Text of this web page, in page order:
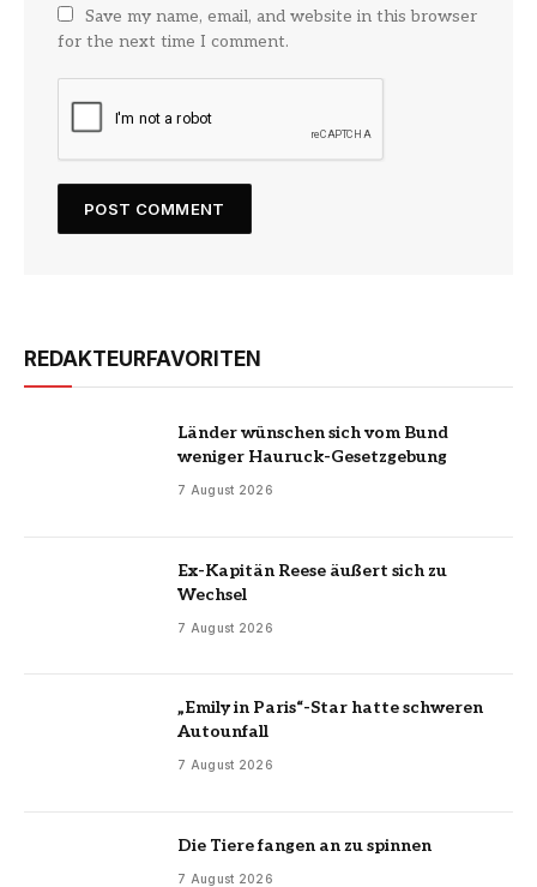
Save my name, email, and website in this browser
for the next time I comment.
REDAKTEURFAVORITEN
Länder wünschen sich vom Bund
weniger Hauruck-Gesetzgebung
7 August 2026
Ex-Kapitän Reese äußert sich zu
Wechsel
7 August 2026
„Emily in Paris“-Star hatte schweren
Autounfall
7 August 2026
Die Tiere fangen an zu spinnen
7 August 2026